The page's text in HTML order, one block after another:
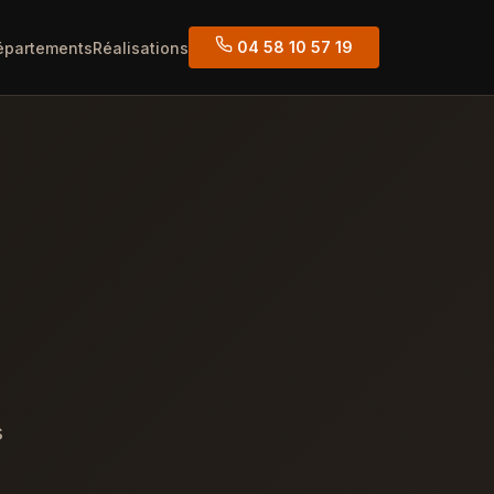
Réalisations 04 58 10 57 19